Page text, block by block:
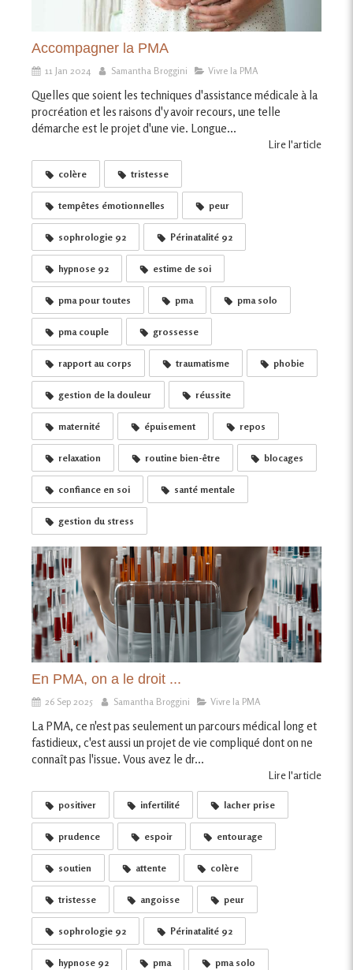
Accompagner la PMA
11 Jan 2024 Samantha Broggini Vivre la PMA
Quelles que soient les techniques d'assistance médicale à la
procréation et les raisons d'y avoir recours, une telle
démarche est le projet d'une vie. Longue...
Lire l'article
colère tristesse
tempêtes émotionnelles peur
sophrologie 92 Périnatalité 92
hypnose 92 estime de soi
pma pour toutes pma pma solo
pma couple grossesse
rapport au corps traumatisme phobie
gestion de la douleur réussite
maternité épuisement repos
relaxation routine bien-être blocages
confiance en soi santé mentale
gestion du stress
En PMA, on a le droit ...
26 Sep 2025 Samantha Broggini Vivre la PMA
La PMA, ce n'est pas seulement un parcours médical long et
fastidieux, c'est aussi un projet de vie compliqué dont on ne
connaît pas l'issue. Vous avez le dr...
Lire l'article
positiver infertilité lacher prise
prudence espoir entourage
soutien attente colère
tristesse angoisse peur
sophrologie 92 Périnatalité 92
hypnose 92 pma pma solo